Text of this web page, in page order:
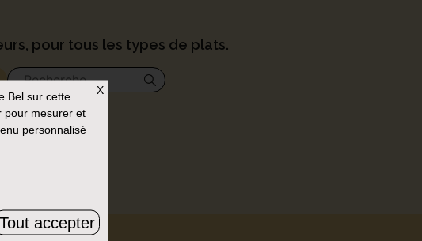
pour tous les types de plats.
un.
X
Bel sur cette
pour mesurer et
personnalisé
Tout accepter